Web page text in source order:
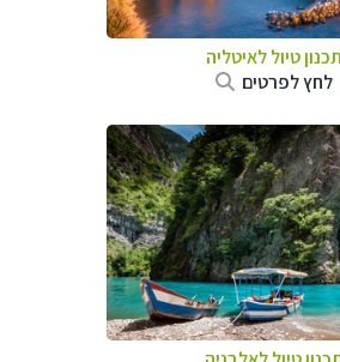
תכנון טיול לאיטליה
לחץ לפרטים